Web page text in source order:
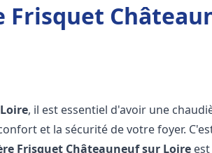
, il est essentiel d'avoir une
et la sécurité de votre foyer.
Frisquet Châteauneuf sur Loire